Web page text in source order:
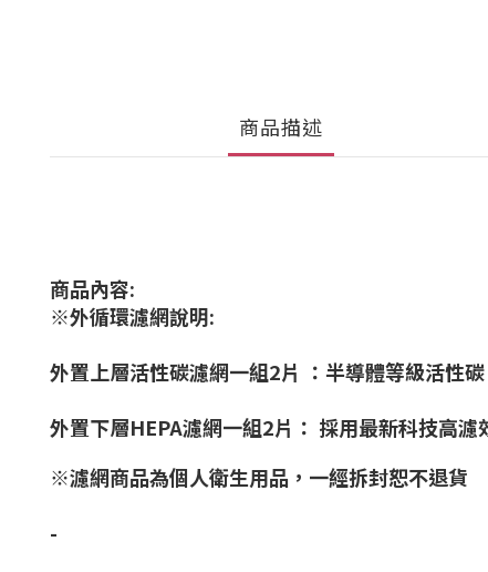
商品描述
商品內容:
※外循環濾網說明:
外置上層活性碳濾網一組2片 ：半導體等級活性
外置下層HEPA濾網一組2片： 採用最新科技高濾
※濾網商品為個人衛生用品，一經拆封恕不退貨
-